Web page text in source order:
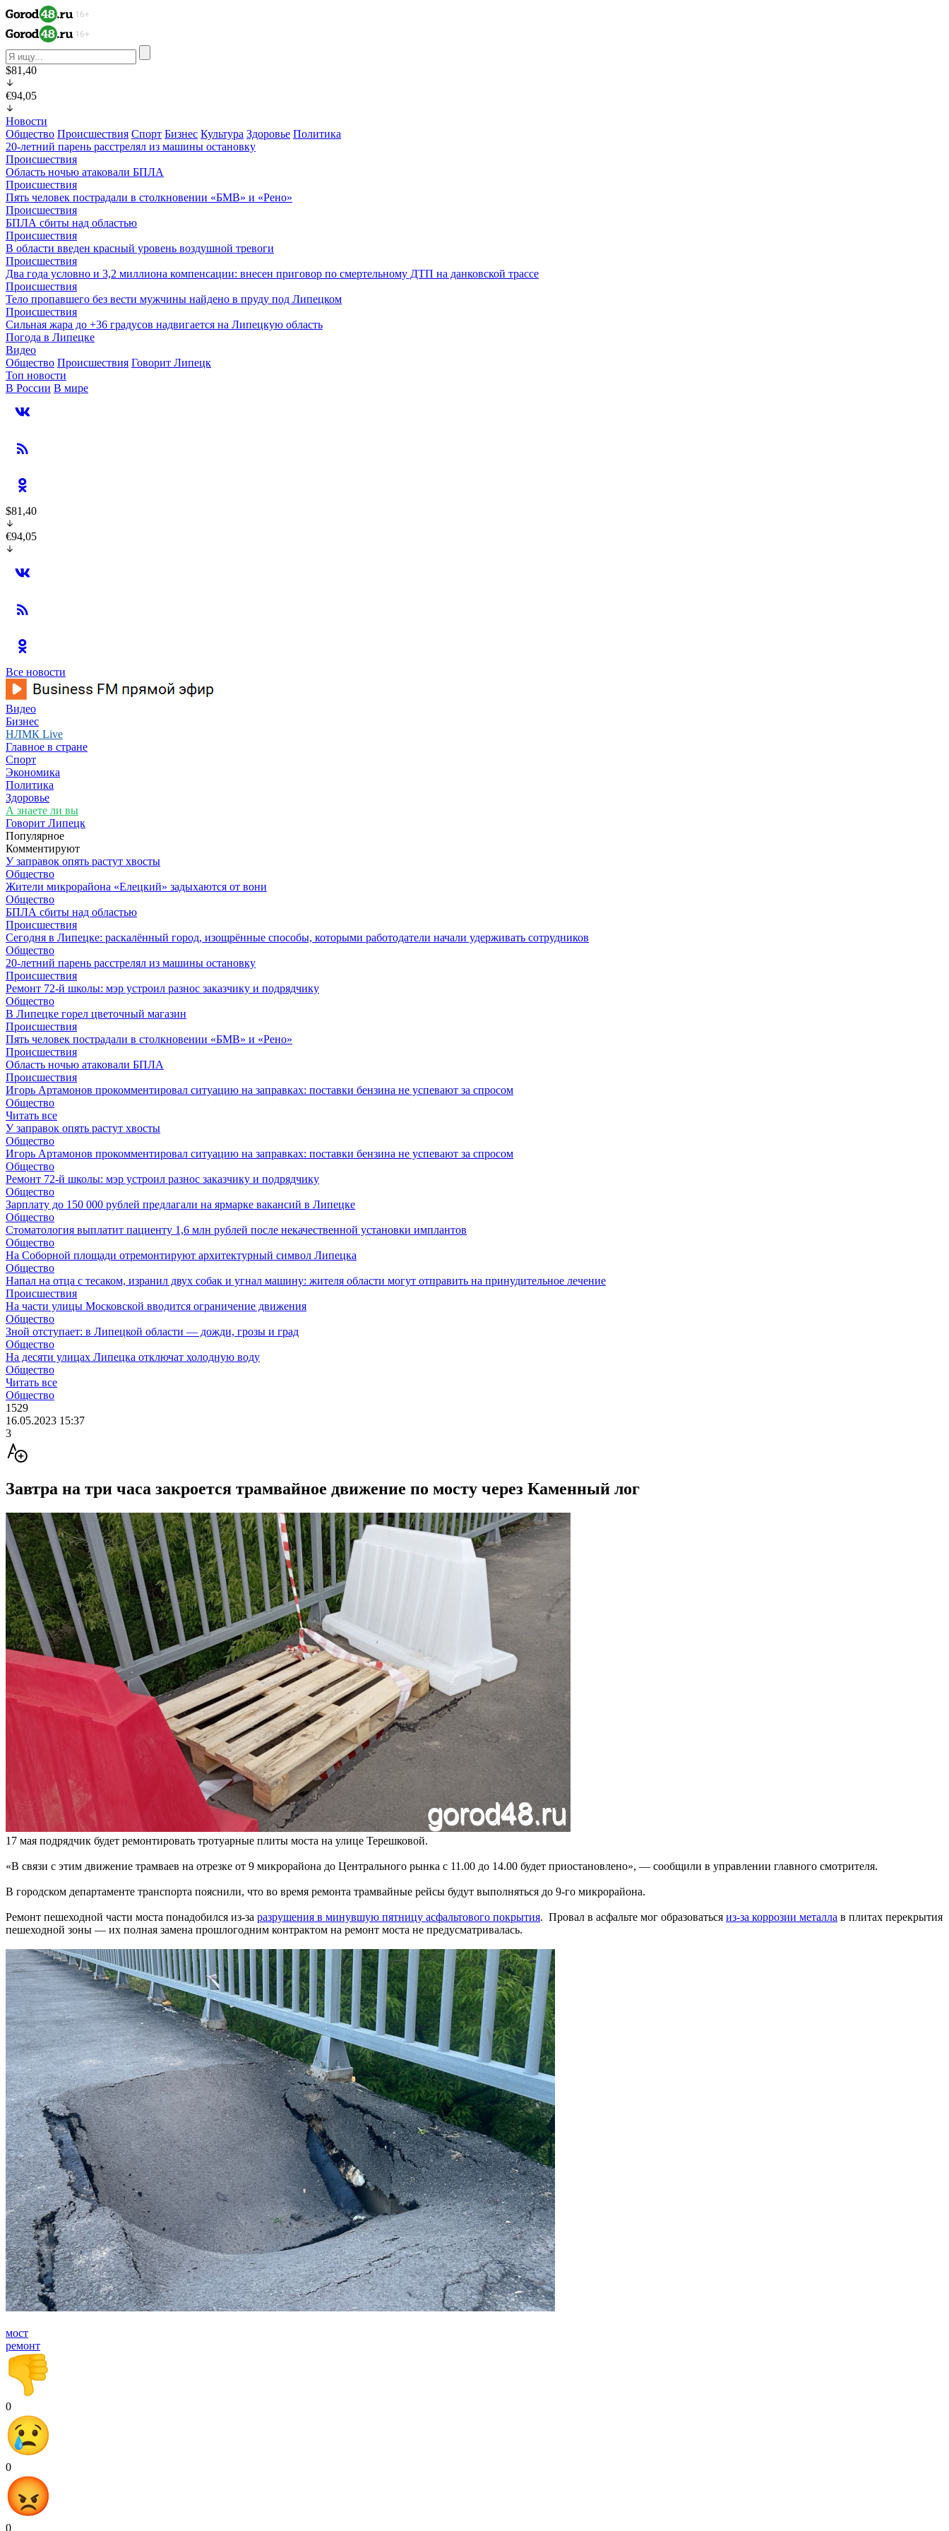
$81,40
€94,05
Новости
Общество Происшествия Спорт Бизнес Культура Здоровье Политика
20-летний парень расстрелял из машины остановку
Происшествия
Область ночью атаковали БПЛА
Происшествия
Пять человек пострадали в столкновении «БМВ» и «Рено»
Происшествия
БПЛА сбиты над областью
Происшествия
В области введен красный уровень воздушной тревоги
Происшествия
Два года условно и 3,2 миллиона компенсации: внесен приговор по смертельному ДТП на данковской трассе
Происшествия
Тело пропавшего без вести мужчины найдено в пруду под Липецком
Происшествия
Сильная жара до +36 градусов надвигается на Липецкую область
Погода в Липецке
Видео
Общество Происшествия Говорит Липецк
Топ новости
В России В мире
$81,40
€94,05
Все новости
Видео
Бизнес
НЛМК Live
Главное в стране
Спорт
Экономика
Политика
Здоровье
А знаете ли вы
Говорит Липецк
Популярное
Комментируют
У заправок опять растут хвосты
Общество
Жители микрорайона «Елецкий» задыхаются от вони
Общество
БПЛА сбиты над областью
Происшествия
Сегодня в Липецке: раскалённый город, изощрённые способы, которыми работодатели начали удерживать сотрудников
Общество
20-летний парень расстрелял из машины остановку
Происшествия
Ремонт 72‑й школы: мэр устроил разнос заказчику и подрядчику
Общество
В Липецке горел цветочный магазин
Происшествия
Пять человек пострадали в столкновении «БМВ» и «Рено»
Происшествия
Область ночью атаковали БПЛА
Происшествия
Игорь Артамонов прокомментировал ситуацию на заправках: поставки бензина не успевают за спросом
Общество
Читать все
У заправок опять растут хвосты
Общество
Игорь Артамонов прокомментировал ситуацию на заправках: поставки бензина не успевают за спросом
Общество
Ремонт 72‑й школы: мэр устроил разнос заказчику и подрядчику
Общество
Зарплату до 150 000 рублей предлагали на ярмарке вакансий в Липецке
Общество
Стоматология выплатит пациенту 1,6 млн рублей после некачественной установки имплантов
Общество
На Соборной площади отремонтируют архитектурный символ Липецка
Общество
Напал на отца с тесаком, изранил двух собак и угнал машину: жителя области могут отправить на принудительное лечение
Происшествия
На части улицы Московской вводится ограничение движения
Общество
Зной отступает: в Липецкой области — дожди, грозы и град
Общество
На десяти улицах Липецка отключат холодную воду
Общество
Читать все
Общество
1529
16.05.2023 15:37
3
Завтра на три часа закроется трамвайное движение по мосту через Каменный лог
17 мая подрядчик будет ремонтировать тротуарные плиты моста на улице Терешковой.
«В связи с этим движение трамваев на отрезке от 9 микрорайона до Центрального рынка с 11.00 до 14.00 будет приостановлено», — сообщили в управлении главного смотрителя.
В городском департаменте транспорта пояснили, что во время ремонта трамвайные рейсы будут выполняться до 9-го микрорайона.
Ремонт пешеходной части моста понадобился из-за разрушения в минувшую пятницу асфальтового покрытия. Провал в асфальте мог образоваться из-за коррозии металла в плитах перекрытия
пешеходной зоны — их полная замена прошлогодним контрактом на ремонт моста не предусматривалась.
мост
ремонт
0
0
0